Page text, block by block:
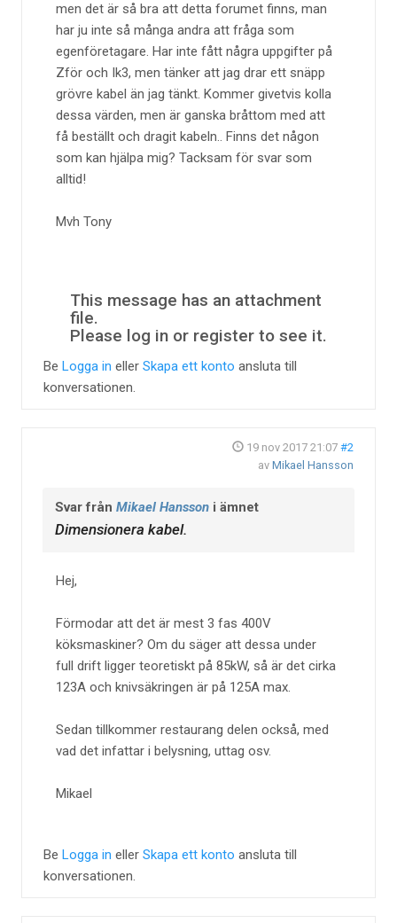
men det är så bra att detta forumet finns, man
har ju inte så många andra att fråga som
egenföretagare. Har inte fått några uppgifter på
Zför och Ik3, men tänker att jag drar ett snäpp
grövre kabel än jag tänkt. Kommer givetvis kolla
dessa värden, men är ganska bråttom med att
få beställt och dragit kabeln.. Finns det någon
som kan hjälpa mig? Tacksam för svar som
alltid!
Mvh Tony
This message has an attachment
file.
Please log in or register to see it.
Be Logga in eller Skapa ett konto ansluta till
konversationen.
19 nov 2017 21:07 #2
av Mikael Hansson
Svar från Mikael Hansson i ämnet
Dimensionera kabel.
Hej,
Förmodar att det är mest 3 fas 400V
köksmaskiner? Om du säger att dessa under
full drift ligger teoretiskt på 85kW, så är det cirka
123A och knivsäkringen är på 125A max.
Sedan tillkommer restaurang delen också, med
vad det infattar i belysning, uttag osv.
Mikael
Be Logga in eller Skapa ett konto ansluta till
konversationen.